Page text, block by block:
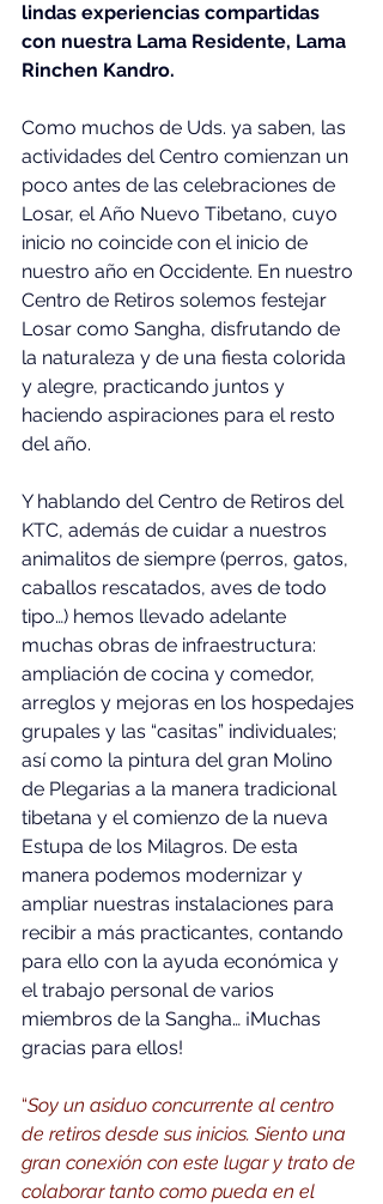
lindas experiencias compartidas
con nuestra Lama Residente, Lama
Rinchen Kandro.
Como muchos de Uds. ya saben, las
actividades del Centro comienzan un
poco antes de las celebraciones de
Losar, el Año Nuevo Tibetano, cuyo
inicio no coincide con el inicio de
nuestro año en Occidente. En nuestro
Centro de Retiros solemos festejar
Losar como Sangha, disfrutando de
la naturaleza y de una fiesta colorida
y alegre, practicando juntos y
haciendo aspiraciones para el resto
del año.
Y hablando del Centro de Retiros del
KTC, además de cuidar a nuestros
animalitos de siempre (perros, gatos,
caballos rescatados, aves de todo
tipo…) hemos llevado adelante
muchas obras de infraestructura:
ampliación de cocina y comedor,
arreglos y mejoras en los hospedajes
grupales y las “casitas” individuales;
así como la pintura del gran Molino
de Plegarias a la manera tradicional
tibetana y el comienzo de la nueva
Estupa de los Milagros. De esta
manera podemos modernizar y
ampliar nuestras instalaciones para
recibir a más practicantes, contando
para ello con la ayuda económica y
el trabajo personal de varios
miembros de la Sangha… ¡Muchas
gracias para ellos!
“Soy un asiduo concurrente al centro
de retiros desde sus inicios. Siento una
gran conexión con este lugar y trato de
colaborar tanto como pueda en el